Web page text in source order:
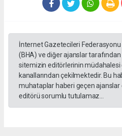
İnternet Gazetecileri Federasyonu
(BHA) ve diğer ajanslar
sitemizin editörlerinin müdahalesi
kanallarından çekilmektedir. Bu
muhataplar haberi geçen ajanslar
editörü sorumlu tutulamaz...